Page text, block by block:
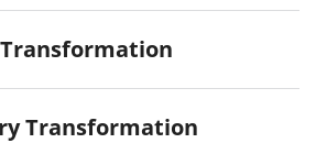
Transformation